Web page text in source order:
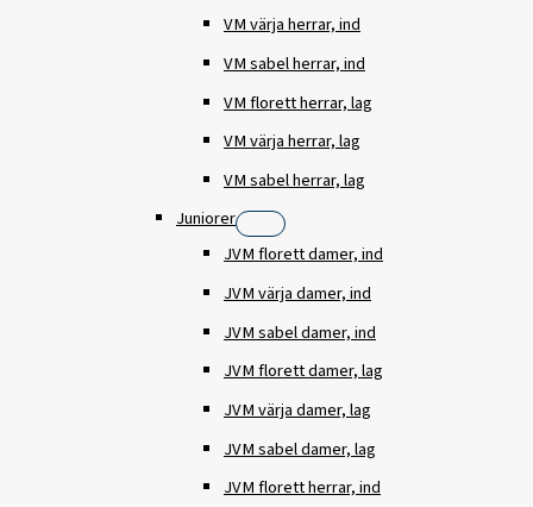
VM värja herrar, ind
VM sabel herrar, ind
VM florett herrar, lag
VM värja herrar, lag
VM sabel herrar, lag
Juniorer
JVM florett damer, ind
JVM värja damer, ind
JVM sabel damer, ind
JVM florett damer, lag
JVM värja damer, lag
JVM sabel damer, lag
JVM florett herrar, ind